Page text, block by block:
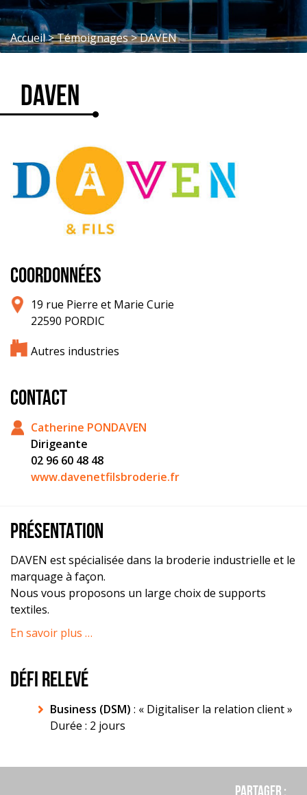
Accueil>Témoignages>DAVEN
DAVEN
COORDONNÉES
19 rue Pierre et Marie Curie
22590 PORDIC
Autres industries
CONTACT
Catherine PONDAVEN
Dirigeante
02 96 60 48 48
www.davenetfilsbroderie.fr
PRÉSENTATION
DAVEN est spécialisée dans la broderie industrielle et le
marquage à façon.
Nous vous proposons un large choix de supports
textiles.
En savoir plus …
DÉFI RELEVÉ
Business (DSM) : « Digitaliser la relation client »
Durée : 2 jours